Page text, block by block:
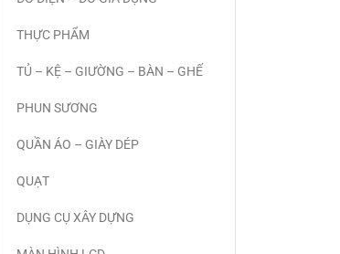
THỰC PHẨM
TỦ – KỆ – GIƯỜNG – BÀN – GHẾ
PHUN SƯƠNG
QUẦN ÁO – GIÀY DÉP
QUẠT
DỤNG CỤ XÂY DỰNG